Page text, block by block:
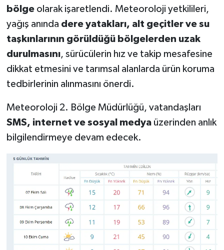
bölgeolarak işaretlendi. Meteoroloji yetkilileri,
yağış anında dere yatakları, alt geçitler ve su
taşkınlarının görüldüğü bölgelerden uzak
durulmasını, sürücülerin hız ve takip mesafesine
dikkat etmesini ve tarımsal alanlarda ürün koruma
tedbirlerinin alınmasını önerdi.
Meteoroloji 2. Bölge Müdürlüğü, vatandaşları
SMS, internet ve sosyal medyaüzerinden anlık
bilgilendirmeye devam edecek.